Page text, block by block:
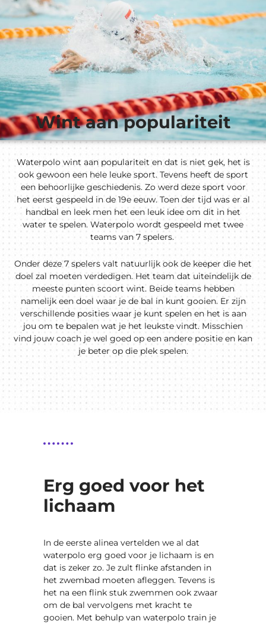
Wint aan populariteit
Waterpolo wint aan populariteit en dat is niet gek, het is
ook gewoon een hele leuke sport. Tevens heeft de sport
een behoorlijke geschiedenis. Zo werd deze sport voor
het eerst gespeeld in de 19e eeuw. Toen der tijd was er al
handbal en leek men het een leuk idee om dit in het
water te spelen. Waterpolo wordt gespeeld met twee
teams van 7 spelers.
Onder deze 7 spelers valt natuurlijk ook de keeper die het
doel zal moeten verdedigen. Het team dat uiteindelijk de
meeste punten scoort wint. Beide teams hebben
namelijk een doel waar je de bal in kunt gooien. Er zijn
verschillende posities waar je kunt spelen en het is aan
jou om te bepalen wat je het leukste vindt. Misschien
vind jouw coach je wel goed op een andere positie en kan
je beter op die plek spelen.
Erg goed voor het
lichaam
In de eerste alinea vertelden we al dat
waterpolo erg goed voor je lichaam is en
dat is zeker zo. Je zult flinke afstanden in
het zwembad moeten afleggen. Tevens is
het na een flink stuk zwemmen ook zwaar
om de bal vervolgens met kracht te
gooien. Met behulp van waterpolo train je